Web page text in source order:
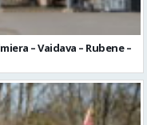
– Vaidava – Rubene –